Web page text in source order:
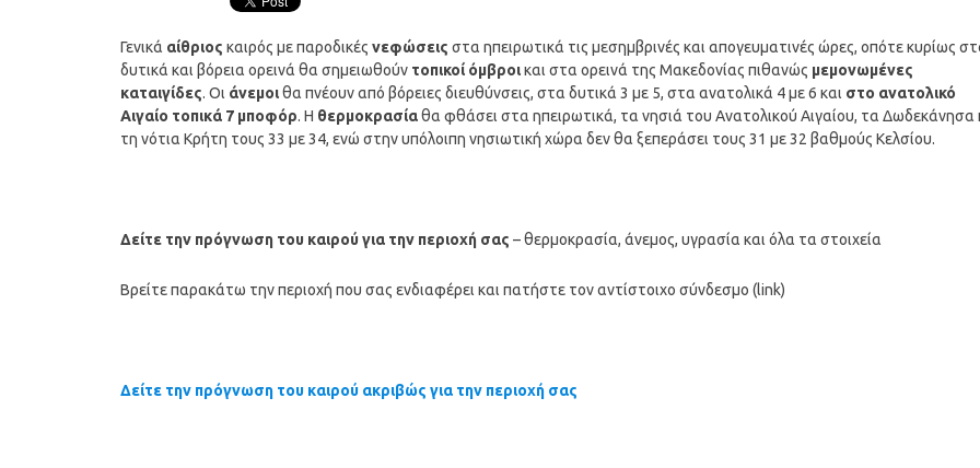
Γενικά αίθριος καιρός με παροδικές νεφώσεις στα ηπειρωτικά τις μεσημβρινές και απογευματινές ώρες, οπότε κυρίως
δυτικά και βόρεια ορεινά θα σημειωθούν τοπικοί όμβροικαι στα ορεινά της Μακεδονίας πιθανώς μεμονωμένες
καταιγίδες. Οι άνεμοιθα πνέουν από βόρειες διευθύνσεις, στα δυτικά 3 με 5, στα ανατολικά 4 με 6 και στο ανατολικό
Αιγαίο τοπικά 7 μποφόρ. Η θερμοκρασίαθα φθάσει στα ηπειρωτικά, τα νησιά του Ανατολικού Αιγαίου, τα Δωδεκάνησα
τη νότια Κρήτη τους 33 με 34, ενώ στην υπόλοιπη νησιωτική χώρα δεν θα ξεπεράσει τους 31 με 32 βαθμούς Κελσίου.
Δείτε την πρόγνωση του καιρού για την περιοχή σας – θερμοκρασία, άνεμος, υγρασία και όλα τα στοιχεία
Βρείτε παρακάτω την περιοχή που σας ενδιαφέρει και πατήστε τον αντίστοιχο σύνδεσμο (link)
Δείτε την πρόγνωση του καιρού ακριβώς για την περιοχή σας